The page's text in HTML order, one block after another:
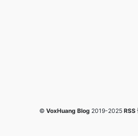
© VoxHuang Blog 2019-2025 RSS